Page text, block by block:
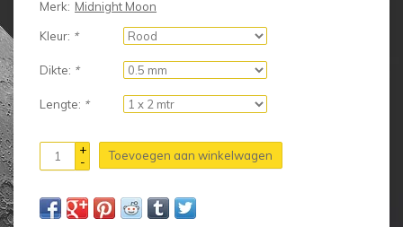
Merk: Midnight Moon
Kleur: *
Dikte: *
Lengte: *
+
-
Toevoegen aan winkelwagen